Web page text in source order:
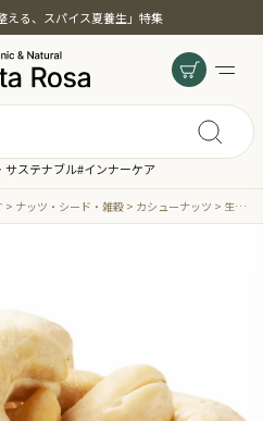
える、スパイス夏養生」特集
サステナブル#インナーケア
ナッツ・シード・雑穀 カシューナッツ 生カシューナッツ 500g 無添加 無塩